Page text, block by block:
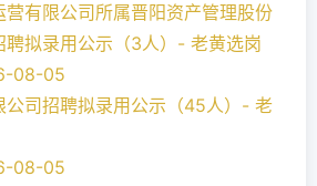
营有限公司所属晋阳资产管理股份
聘拟录用公示（3人）- 老黄选岗
08-05
公司招聘拟录用公示（45人）- 老
08-05